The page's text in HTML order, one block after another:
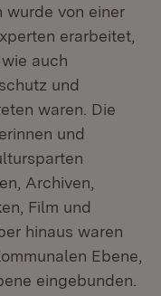
wurde von einer
erarbeitet,
auch
und
waren. Die
und
Archiven,
Film und
hinaus waren
Ebene,
eingebunden.